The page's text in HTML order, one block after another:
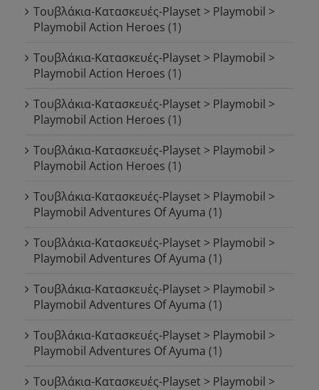
Τουβλάκια-Κατασκευές-Playset > Playmobil >
Playmobil Action Heroes (1)
Τουβλάκια-Κατασκευές-Playset > Playmobil >
Playmobil Action Heroes (1)
Τουβλάκια-Κατασκευές-Playset > Playmobil >
Playmobil Action Heroes (1)
Τουβλάκια-Κατασκευές-Playset > Playmobil >
Playmobil Action Heroes (1)
Τουβλάκια-Κατασκευές-Playset > Playmobil >
Playmobil Adventures Of Ayuma (1)
Τουβλάκια-Κατασκευές-Playset > Playmobil >
Playmobil Adventures Of Ayuma (1)
Τουβλάκια-Κατασκευές-Playset > Playmobil >
Playmobil Adventures Of Ayuma (1)
Τουβλάκια-Κατασκευές-Playset > Playmobil >
Playmobil Adventures Of Ayuma (1)
Τουβλάκια-Κατασκευές-Playset > Playmobil >